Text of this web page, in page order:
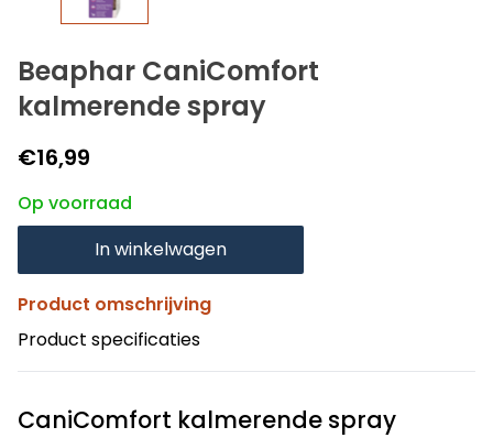
Beaphar CaniComfort
kalmerende spray
€16,99
Op voorraad
In winkelwagen
Product omschrijving
Product specificaties
CaniComfort kalmerende spray